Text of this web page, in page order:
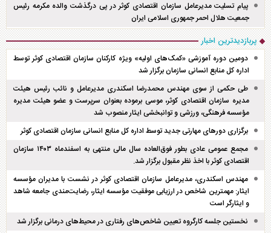
پیام تسلیت مدیرعامل سازمان اقتصادی کوثر در پی درگذشت والده مکرمه رئیس
جمعیت هلال احمر جمهوری اسلامی ایران
پربازدیدترین اخبار
دومین دوره آموزشی «کمک‌های اولیه» ویژه کارکنان سازمان اقتصادی کوثر توسط
اداره کل منابع انسانی سازمان برگزار شد
طی حکمی از سوی مهندس محمدرضا اسکندری مدیرعامل و نائب رئیس هیئت
مدیره سازمان اقتصادی کوثر، موسی برموده بعنوان سرپرست و عضو هیئت مدیره
مؤسسه فرهنگی، ورزشی و توانبخشی ایثار منصوب شد
برگزاری دور‌های مهارتی جدید توسط اداره کل منابع انسانی سازمان اقتصادی کوثر
مجمع عمومی عادی بطور فوق‌العاده سال مالی منتهی به اسفند‌ماه ۱۴۰۳ سازمان
اقتصادی کوثر با اخذ نظر مقبول برگزار شد.
مهندس اسکندری، مدیرعامل سازمان اقتصادی کوثر در نشست با مدیران مؤسسه
ایثار: مهمترین شاخص در ارزیابی موفقیت مؤسسه ایثار، رضایت‌مندی جامعه شاهد
و ایثارگر است
نخستین جلسه کارگروه تعیین شاخص‌های رفتاری در محیط‌های درمانی برگزار شد